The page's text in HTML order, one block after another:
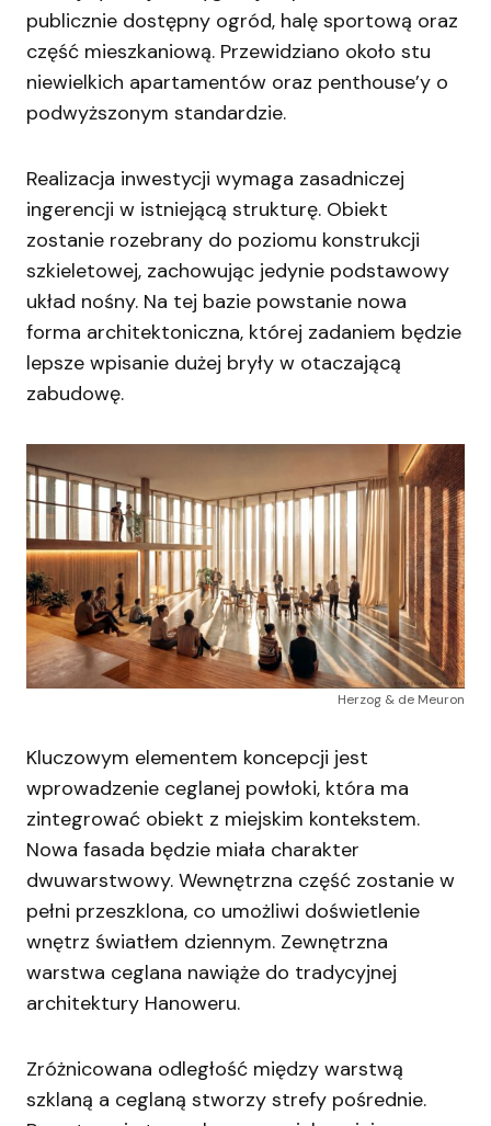
publicznie dostępny ogród, halę sportową oraz
część mieszkaniową. Przewidziano około stu
niewielkich apartamentów oraz penthouse’y o
podwyższonym standardzie.
Realizacja inwestycji wymaga zasadniczej
ingerencji w istniejącą strukturę. Obiekt
zostanie rozebrany do poziomu konstrukcji
szkieletowej, zachowując jedynie podstawowy
układ nośny. Na tej bazie powstanie nowa
forma architektoniczna, której zadaniem będzie
lepsze wpisanie dużej bryły w otaczającą
zabudowę.
Herzog & de Meuron
Kluczowym elementem koncepcji jest
wprowadzenie ceglanej powłoki, która ma
zintegrować obiekt z miejskim kontekstem.
Nowa fasada będzie miała charakter
dwuwarstwowy. Wewnętrzna część zostanie w
pełni przeszklona, co umożliwi doświetlenie
wnętrz światłem dziennym. Zewnętrzna
warstwa ceglana nawiąże do tradycyjnej
architektury Hanoweru.
Zróżnicowana odległość między warstwą
szklaną a ceglaną stworzy strefy pośrednie.